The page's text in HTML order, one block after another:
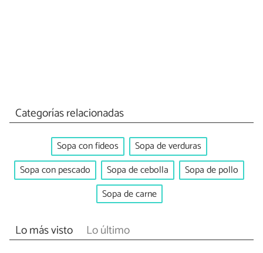
Categorías relacionadas
Sopa con fideos
Sopa de verduras
Sopa con pescado
Sopa de cebolla
Sopa de pollo
Sopa de carne
Lo más visto Lo último